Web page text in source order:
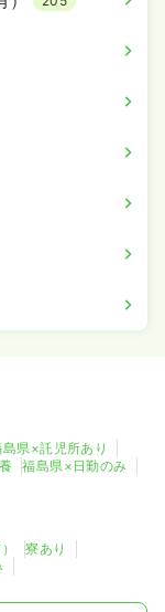
島県×託児所あり
福島県×日勤のみ
寮あり